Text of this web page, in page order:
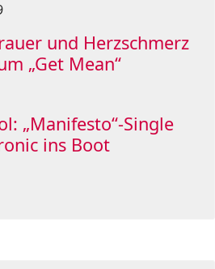
und Herzschmerz
„Get Mean“
„Manifesto“-Single
ins Boot